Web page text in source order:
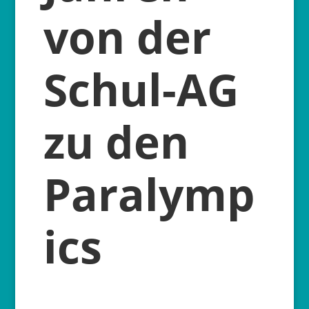
von der
Schul-AG
zu den
Paralymp
ics